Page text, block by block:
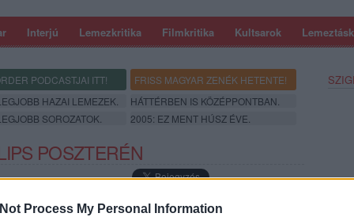
Process My Personal Information
Interjú Lemezkritika Filmkritika Kultsarok
PODCASTJAI ITT!
FRISS MAGYAR ZENÉK HETENTE!
HAZAI LEMEZEK.
HÁTTÉRBEN IS KÖZÉPPONTBAN.
SOROZATOK. 2005: EZ MENT HÚSZ ÉVE.
POSZTERÉN